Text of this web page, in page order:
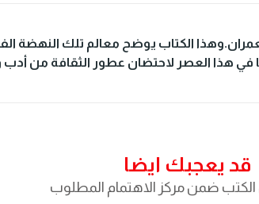
الكتاب يوضح معالم تلك النهضة
في هذا العصر لاحتضان عطور الثقافة من
قد يعجبك ايضا
الكتب ضمن مركز الاهتمام المطلوب